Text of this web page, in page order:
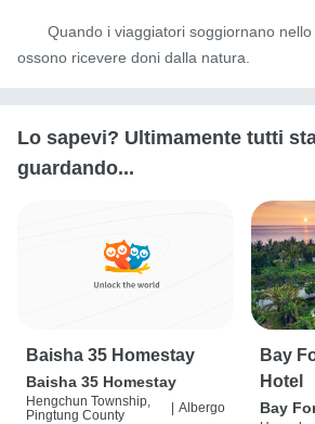
ossono ricevere doni dalla natura.
Lo sapevi? Ultimamente tutti
guardando...
Baisha 35 Homestay
Baisha 35 Homestay
Hengchun Township,
Pingtung County
Albergo
Bay
Hotel
Bay